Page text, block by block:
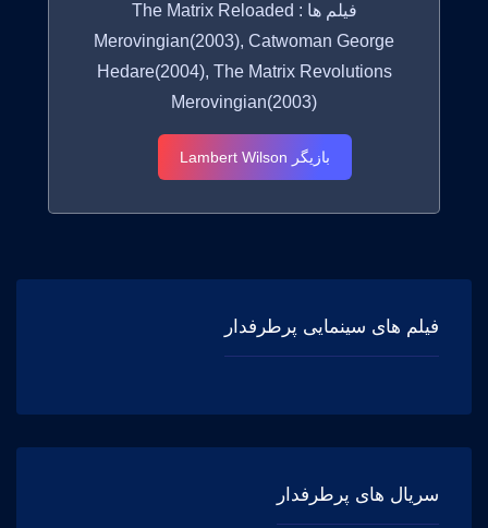
فیلم های سینمایی پرطرفدار
سریال های پرطرفدار
فیلم ها : The Matrix Reloaded
Merovingian(2003), Catwoman George
Hedare(2004), The Matrix Revolutions
Merovingian(2003)
بازیگر Lambert Wilson